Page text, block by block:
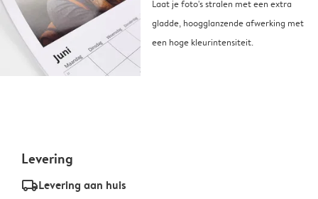
Laat je foto's stralen met een extra
gladde, hoogglanzende afwerking met
een hoge kleurintensiteit.
Levering
delivery_standard_v2Levering aan huis